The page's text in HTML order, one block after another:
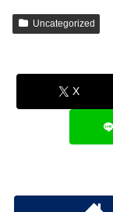
Uncategorized
X